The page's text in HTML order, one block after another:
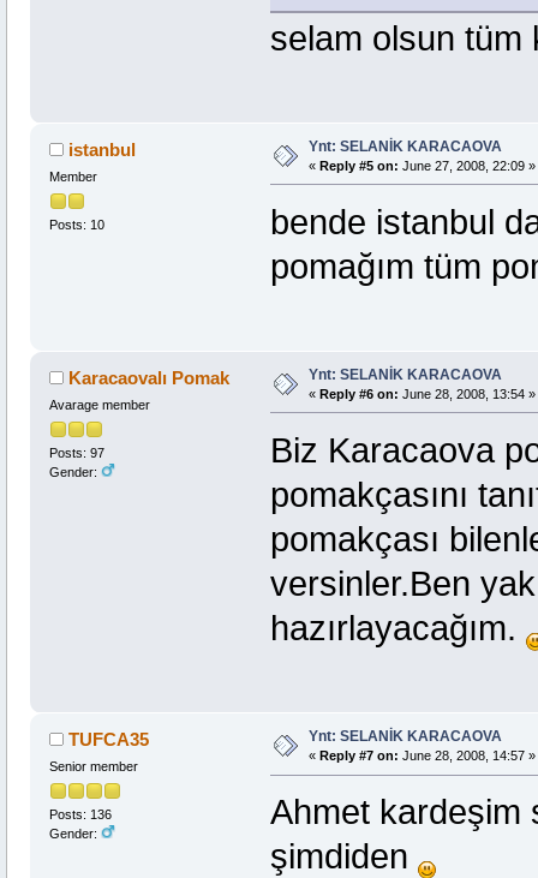
selam olsun
istanbul
Member
Posts: 10
Ynt: SELANİK KARACAOVA
« Reply #5 on: June 27, 2008, 22:09 »
bende istanbul
pomağım tüm
Karacaovalı Pomak
Avarage member
Posts: 97
Gender:
Ynt: SELANİK KARACAOVA
« Reply #6 on: June 28, 2008, 13:54 »
Biz Karacaova
pomakçasını
pomakçası
versinler.Ben
hazırlayacağım.
TUFCA35
Senior member
Posts: 136
Gender:
Ynt: SELANİK KARACAOVA
« Reply #7 on: June 28, 2008, 14:57 »
Ahmet kardeşim
şimdiden